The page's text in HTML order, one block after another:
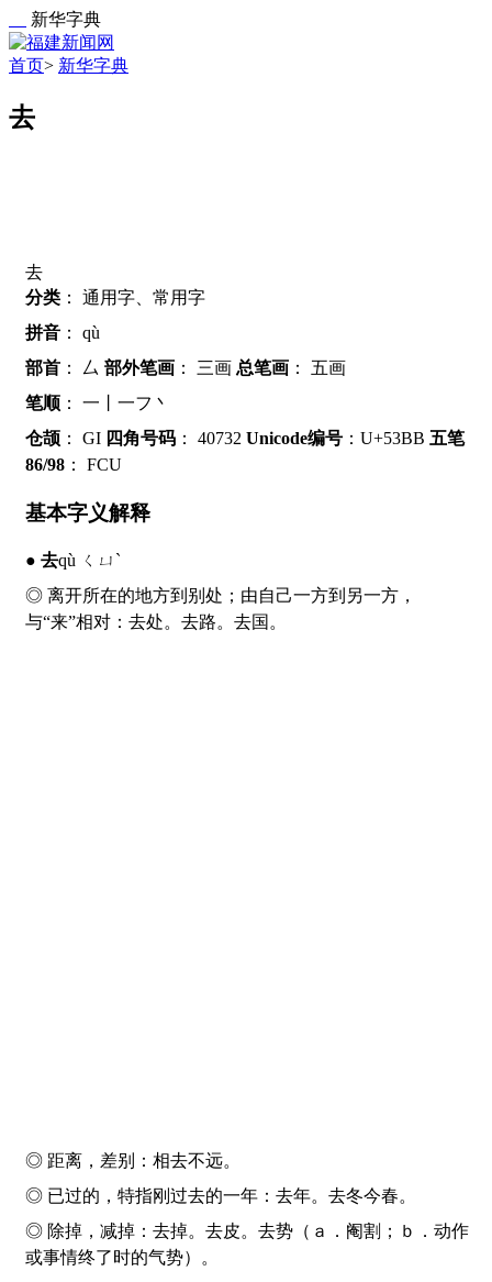
新华字典
首页> 新华字典
去
去
分类 ： 通用字、常用字
拼音 ： qù
部首 ： 厶 部外笔画 ： 三画 总笔画 ： 五画
笔顺 ： 一丨一フ丶
仓颉 ： GI 四角号码 ： 40732 Unicode编号 ：U+53BB 五笔
86/98 ： FCU
基本字义解释
去qù ㄑㄩˋ
◎ 离开所在的地方到别处；由自己一方到另一方，
与“来”相对： 去处。 去路。 去国。
◎ 距离，差别：相去不远。
◎ 已过的，特指刚过去的一年： 去年。 去冬今春。
◎ 除掉，减掉： 去掉。 去皮。 去势（ａ．阉割；ｂ．动作
或事情终了时的气势）。